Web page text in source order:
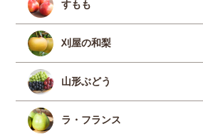
すもも
刈屋の和梨
山形ぶどう
ラ・フランス